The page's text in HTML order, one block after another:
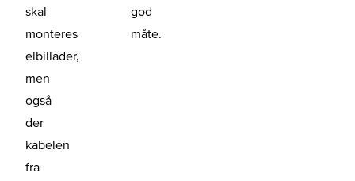
skal
monteres
elbillader,
men
også
der
kabelen
fra
god
måte.